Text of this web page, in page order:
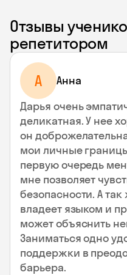
Отзывы
репетитором
А Анна
Дарья очень
деликатная. У нее
он
мои личные
первую очередь
мне позволяет
безопасности. А
владеет языком и
может объяснить
Заниматься одно
поддержки в
барьера.